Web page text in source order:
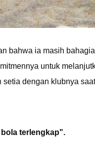
bahwa ia masih
untuk
dengan klubnya
terlengkap".